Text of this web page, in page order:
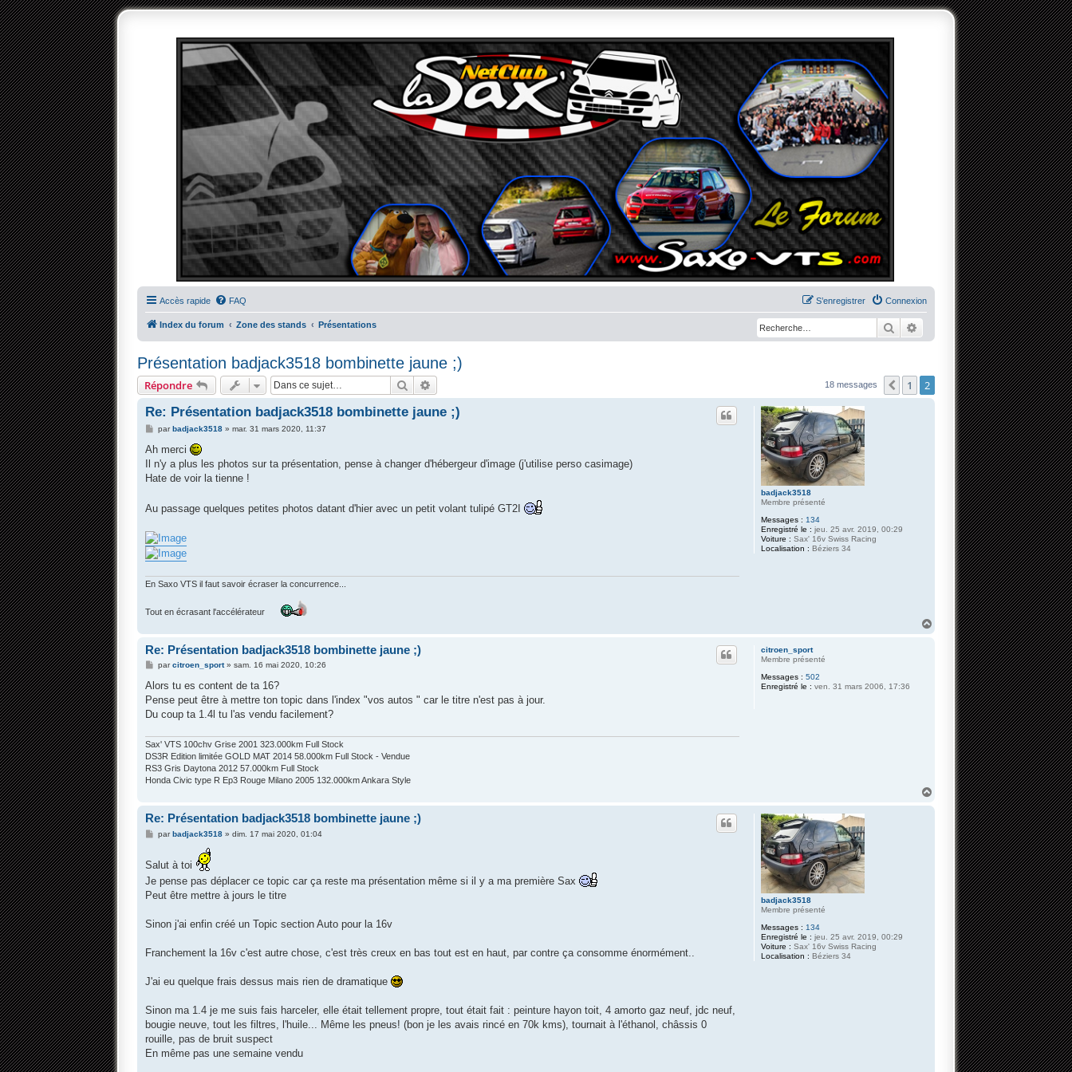
Accès rapide FAQ Connexion
S’enregistrer
Index du forum Zone des stands Présentations RechercherRecherche avancée
Présentation badjack3518 bombinette jaune ;)
Répondre Rechercher 18 messages Précédente
1 2
badjack3518
Membre présenté
Messages : 134
Enregistré le : jeu. 25 avr. 2019, 00:29
Voiture : Sax' 16v Swiss Racing
Localisation : Béziers 34
Re: Présentation badjack3518 bombinette jaune ;)
M
s
a
g
parbadjack3518» mar. 31 mars 2020, 11:37
Ah merci
Il n'y a plus les photos sur ta présentation, pense à changer d'hébergeur d'image (j'utilise perso casimage)
Hate de voir la tienne !
Au passage quelques petites photos datant d'hier avec un petit volant tulipé GT2I
En Saxo VTS il faut savoir écraser la concurrence...
Tout en écrasant l'accélérateur
citroen_sport
Membre présenté
Messages : 502
Enregistré le : ven. 31 mars 2006, 17:36
Re: Présentation badjack3518 bombinette jaune ;)
M
s
a
g
parcitroen_sport» sam. 16 mai 2020, 10:26
Alors tu es content de ta 16?
Pense peut être à mettre ton topic dans l'index "vos autos " car le titre n'est pas à jour.
Du coup ta 1.4l tu l'as vendu facilement?
Sax' VTS 100chv Grise 2001 323.000km Full Stock
DS3R Edition limitée GOLD MAT 2014 58.000km Full Stock - Vendue
RS3 Gris Daytona 2012 57.000km Full Stock
Honda Civic type R Ep3 Rouge Milano 2005 132.000km Ankara Style
badjack3518
Membre présenté
Messages : 134
Enregistré le : jeu. 25 avr. 2019, 00:29
Voiture : Sax' 16v Swiss Racing
Localisation : Béziers 34
Re: Présentation badjack3518 bombinette jaune ;)
M
s
a
g
parbadjack3518» dim. 17 mai 2020, 01:04
Salut à toi
Je pense pas déplacer ce topic car ça reste ma présentation même si il y a ma première Sax
Peut être mettre à jours le titre
Sinon j'ai enfin créé un Topic section Auto pour la 16v
Franchement la 16v c'est autre chose, c'est très creux en bas tout est en haut, par contre ça consomme énormément..
J'ai eu quelque frais dessus mais rien de dramatique
Sinon ma 1.4 je me suis fais harceler, elle était tellement propre, tout était fait : peinture hayon toit, 4 amorto gaz neuf, jdc neuf,
bougie neuve, tout les filtres, l'huile... Même les pneus! (bon je les avais rincé en 70k kms), tournait à l'éthanol, châssis 0
rouille, pas de bruit suspect
En même pas une semaine vendu